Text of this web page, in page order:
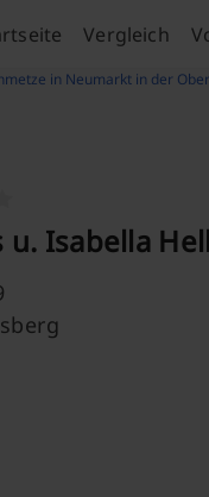
Vergleich
in Neumarkt in der
u. Isabella